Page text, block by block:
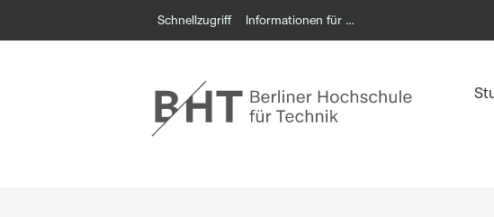
Schnellzugriff Informationen für …